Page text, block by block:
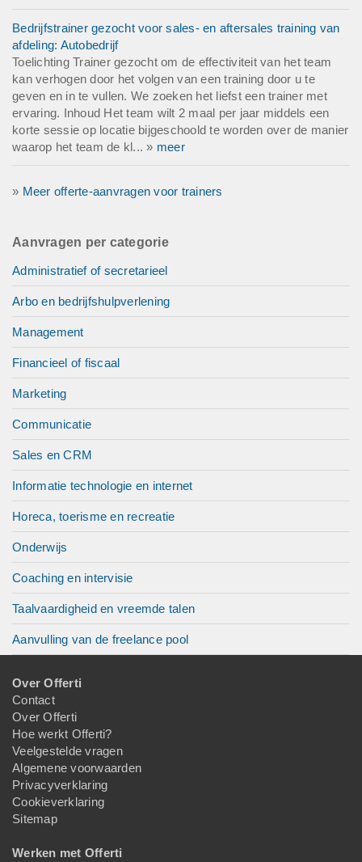
Bedrijfstrainer gezocht voor sales- en aftersales training van
afdeling: Autobedrijf
Toelichting Trainer gezocht om de effectiviteit van het team
kan verhogen door het volgen van een training door u te
geven en in te vullen. We zoeken het liefst een trainer met
ervaring. Inhoud Het team wilt 2 maal per jaar middels een
korte sessie op locatie bijgeschoold te worden over de manier
waarop het team de kl... » meer
» Meer offerte-aanvragen voor trainers
Aanvragen per categorie
Administratief of secretarieel
Arbo en bedrijfshulpverlening
Management
Financieel of fiscaal
Marketing
Communicatie
Sales en CRM
Informatie technologie en internet
Horeca, toerisme en recreatie
Onderwijs
Coaching en intervisie
Taalvaardigheid en vreemde talen
Aanvulling van de freelance pool
Over Offerti
Contact
Over Offerti
Hoe werkt Offerti?
Veelgestelde vragen
Algemene voorwaarden
Privacyverklaring
Cookieverklaring
Sitemap
Werken met Offerti